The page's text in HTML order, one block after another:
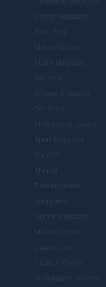
Donne Magazine
Food Blog
Milano Notizie
Motor Magazine
Notizie.it
Offerte Shopping
Pet Story
Professione Lavoro
Sport Magazine
Style24
Think.it
Tuobenessere
Viaggiamo
Nonne Magazine
Milano Cortina
Luxury Club
Il Calcio Online
Professione mamma